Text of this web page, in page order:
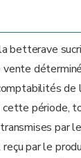
betterave
de
période,
par
par le